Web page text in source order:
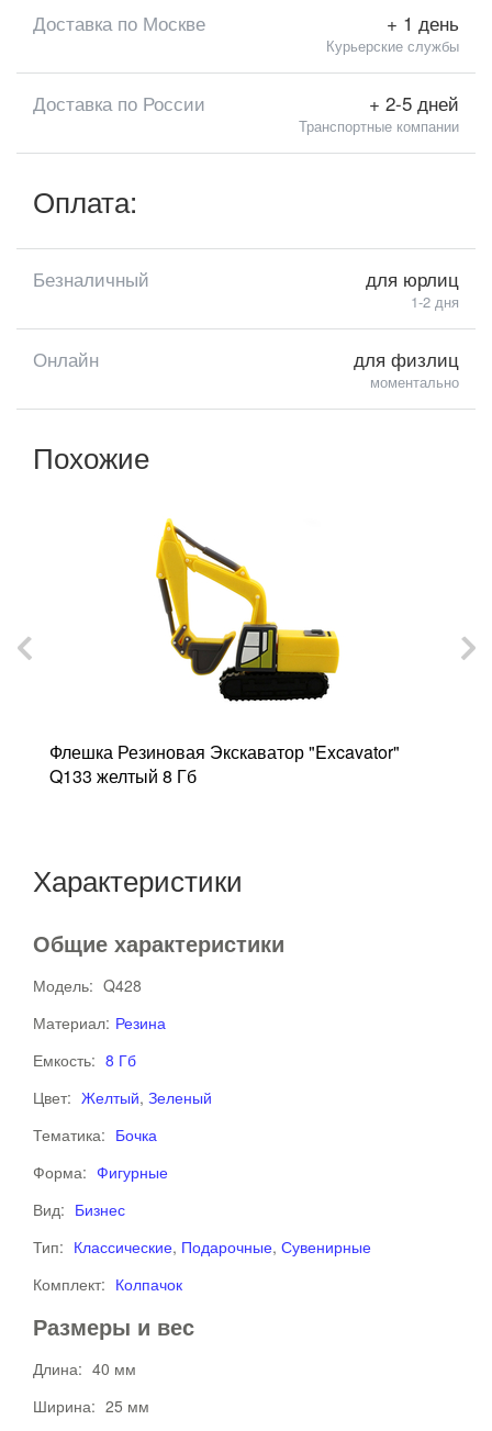
Доставка по Москве + 1 день
Курьерские службы
Доставка по России + 2-5 дней
Транспортные компании
Оплата:
Безналичный для юрлиц
1-2 дня
Онлайн для физлиц
моментально
Похожие
Флешка Резиновая Экскаватор "Excavator"
Q133 желтый 8 Гб
Характеристики
Общие характеристики
Модель: Q428
Материал: Резина
Емкость: 8 Гб
Цвет: Желтый, Зеленый
Тематика: Бочка
Форма: Фигурные
Вид: Бизнес
Тип: Классические, Подарочные, Сувенирные
Комплект: Колпачок
Размеры и вес
Длина: 40 мм
Ширина: 25 мм